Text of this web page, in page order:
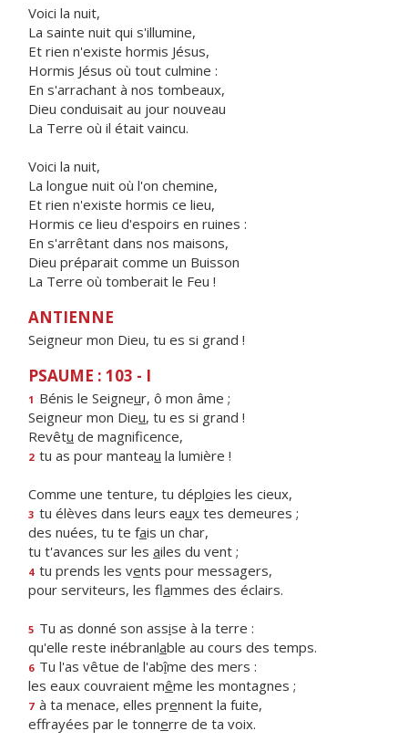
Voici la nuit,
La sainte nuit qui s'illumine,
Et rien n'existe hormis Jésus,
Hormis Jésus où tout culmine :
En s'arrachant à nos tombeaux,
Dieu conduisait au jour nouveau
La Terre où il était vaincu.
Voici la nuit,
La longue nuit où l'on chemine,
Et rien n'existe hormis ce lieu,
Hormis ce lieu d'espoirs en ruines :
En s'arrêtant dans nos maisons,
Dieu préparait comme un Buisson
La Terre où tomberait le Feu !
ANTIENNE
Seigneur mon Dieu, tu es si grand !
PSAUME : 103 - I
1 Bénis le Seigneur, ô mon âme ;
Seigneur mon Dieu, tu es si grand !
Revêtu de magnificence,
2 tu as pour manteau la lumière !
Comme une tenture, tu déploies les cieux,
3 tu élèves dans leurs eaux tes demeures ;
des nuées, tu te fais un char,
tu t'avances sur les ailes du vent ;
4 tu prends les vents pour messagers,
pour serviteurs, les flammes des éclairs.
5 Tu as donné son assise à la terre :
qu'elle reste inébranlable au cours des temps.
6 Tu l'as vêtue de l'abîme des mers :
les eaux couvraient même les montagnes ;
7 à ta menace, elles prennent la fuite,
effrayées par le tonnerre de ta voix.